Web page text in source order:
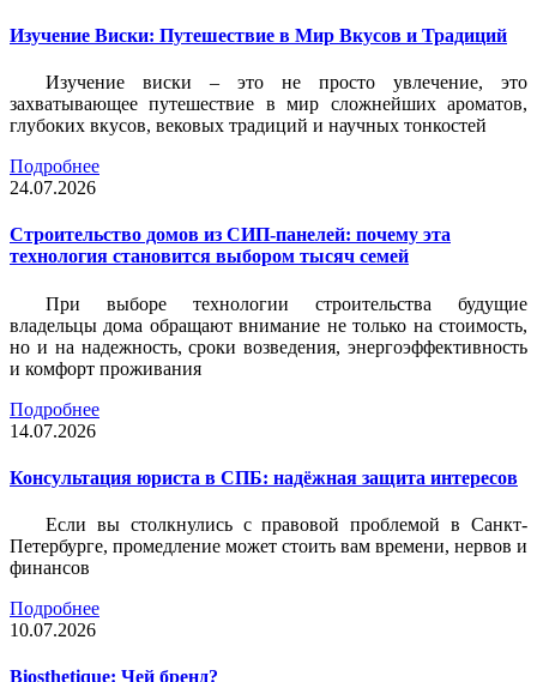
Изучение Виски: Путешествие в Мир Вкусов и Традиций
Изучение виски – это не просто увлечение, это
захватывающее путешествие в мир сложнейших ароматов,
глубоких вкусов, вековых традиций и научных тонкостей
Подробнее
24.07.2026
Строительство домов из СИП-панелей: почему эта
технология становится выбором тысяч семей
При выборе технологии строительства будущие
владельцы дома обращают внимание не только на стоимость,
но и на надежность, сроки возведения, энергоэффективность
и комфорт проживания
Подробнее
14.07.2026
Консультация юриста в СПБ: надёжная защита интересов
Если вы столкнулись с правовой проблемой в Санкт-
Петербурге, промедление может стоить вам времени, нервов и
финансов
Подробнее
10.07.2026
Biosthetique: Чей бренд?